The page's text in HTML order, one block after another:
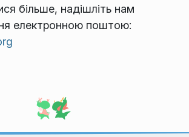
більше, надішліть нам
електронною поштою: